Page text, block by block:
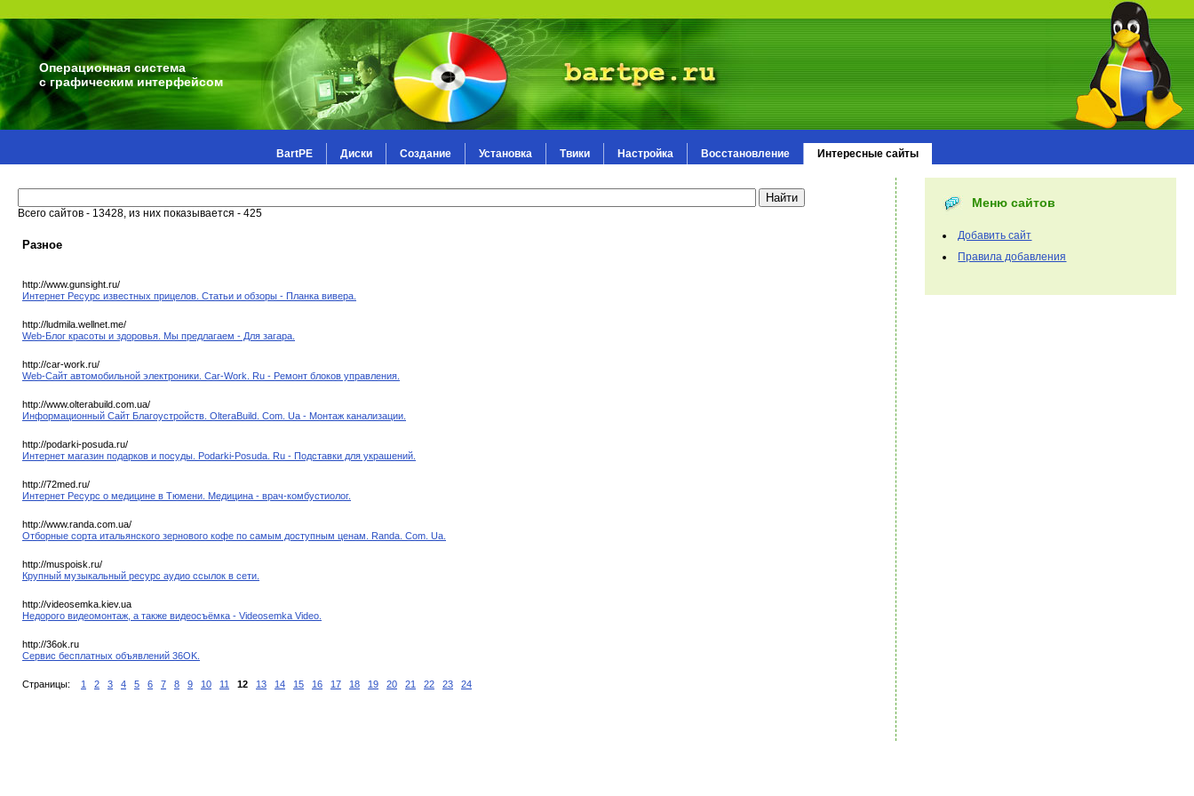
Операционная система
с графическим интерфейсом
BartPE Диски Создание Установка Твики Настройка Восстановление Интересные сайты
Всего сайтов - 13428, из них показывается - 425
Разное
http://www.gunsight.ru/
Интернет Ресурс известных прицелов. Статьи и обзоры - Планка вивера.
http://ludmila.wellnet.me/
Web-Блог красоты и здоровья. Мы предлагаем - Для загара.
http://car-work.ru/
Web-Сайт автомобильной электроники. Car-Work. Ru - Ремонт блоков управления.
http://www.olterabuild.com.ua/
Информационный Сайт Благоустройств. OlteraBuild. Com. Ua - Монтаж канализации.
http://podarki-posuda.ru/
Интернет магазин подарков и посуды. Podarki-Posuda. Ru - Подставки для украшений.
http://72med.ru/
Интернет Ресурс о медицине в Тюмени. Медицина - врач-комбустиолог.
http://www.randa.com.ua/
Отборные сорта итальянского зернового кофе по самым доступным ценам. Randa. Com. Ua.
http://muspoisk.ru/
Крупный музыкальный ресурс аудио ссылок в сети.
http://videosemka.kiev.ua
Недорого видеомонтаж, а также видеосъёмка - Videosemka Video.
http://36ok.ru
Сервис бесплатных объявлений 36OK.
Страницы: 1 2 3 4 5 6 7 8 9 10 11 12 13 14 15 16 17 18 19 20 21 22 23 24
Меню сайтов
Добавить сайт
Правила добавления